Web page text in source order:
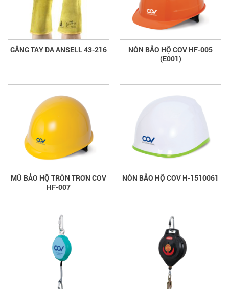
GĂNG TAY DA ANSELL 43-216
NÓN BẢO HỘ COV HF-005
(E001)
MŨ BẢO HỘ TRÒN TRƠN COV
HF-007
NÓN BẢO HỘ COV H-1510061